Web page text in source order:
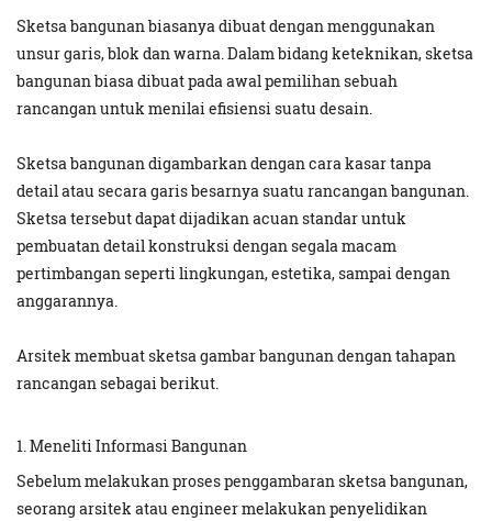
Sketsa bangunan biasanya dibuat dengan menggunakan
unsur garis, blok dan warna. Dalam bidang keteknikan, sketsa
bangunan biasa dibuat pada awal pemilihan sebuah
rancangan untuk menilai efisiensi suatu desain.
Sketsa bangunan digambarkan dengan cara kasar tanpa
detail atau secara garis besarnya suatu rancangan bangunan.
Sketsa tersebut dapat dijadikan acuan standar untuk
pembuatan detail konstruksi dengan segala macam
pertimbangan seperti lingkungan, estetika, sampai dengan
anggarannya.
Arsitek membuat sketsa gambar bangunan dengan tahapan
rancangan sebagai berikut.
1. Meneliti Informasi Bangunan
Sebelum melakukan proses penggambaran sketsa bangunan,
seorang arsitek atau engineer melakukan penyelidikan